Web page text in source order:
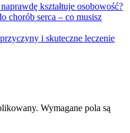
kształtuje osobowość?
chorób serca – co musisz
i skuteczne leczenie
Wymagane pola są